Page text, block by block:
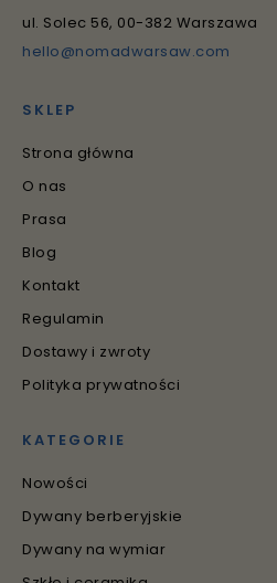
ul. Solec 56, 00-382 Warszawa
hello@nomadwarsaw.com
SKLEP
Strona główna
O nas
Prasa
Blog
Kontakt
Regulamin
Dostawy i zwroty
Polityka prywatności
KATEGORIE
Nowości
Dywany berberyjskie
Dywany na wymiar